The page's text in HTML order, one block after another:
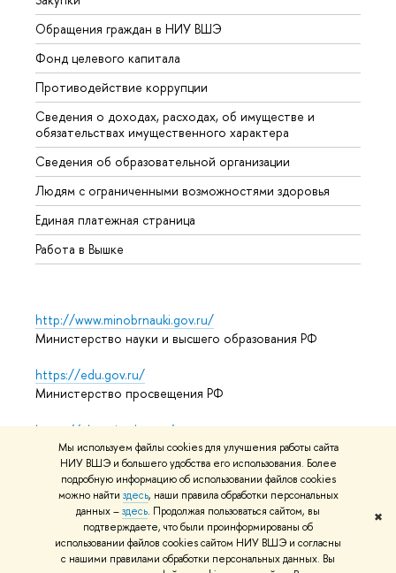
Мы используем файлы cookies для улучшения работы сайта
НИУ ВШЭ и большего удобства его использования. Более
подробную информацию об использовании файлов cookies
можно найти здесь, наши правила обработки персональных
данных –здесь. Продолжая пользоваться сайтом, вы
подтверждаете, что были проинформированы об
использовании файлов cookies сайтом НИУ ВШЭ и согласны
с нашими правилами обработки персональных данных. Вы
✖
Обращения граждан в НИУ ВШЭ
Фонд целевого капитала
Противодействие коррупции
Сведения о доходах, расходах, об имуществе и
обязательствах имущественного характера
Сведения об образовательной организации
Людям с ограниченными возможностями здоровья
Единая платежная страница
Работа в Вышке
http://www.minobrnauki.gov.ru/
Министерство науки и высшего образования РФ
https://edu.gov.ru/
Министерство просвещения РФ
https://elearning.hse.ru/mooc
Массовые открытые онлайн-курсы
© НИУ ВШЭ 1993–2026 Адреса и контактыУсловия
использования материаловПолитика конфиденциальности
Карта сайта